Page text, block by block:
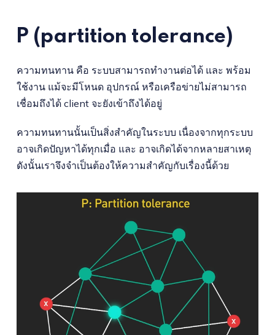
P (partition tolerance)
ความทนทาน คือ ระบบสามารถทำงานต่อได้ และ พร้อม
ใช้งาน แม้จะมีโหนด อุปกรณ์ หรือเครือข่ายไม่สามารถ
เชื่อมถึงได้ client จะยังเข้าถึงได้อยู่
ความทนทานนั้นเป็นสิ่งสำคัญในระบบ เนื่องจากทุกระบบ
อาจเกิดปัญหาได้ทุกเมื่อ และ อาจเกิดได้จากหลายสาเหตุ
ดังนั้นเราจึงจำเป็นต้องให้ความสำคัญกับเรื่องนี้ด้วย